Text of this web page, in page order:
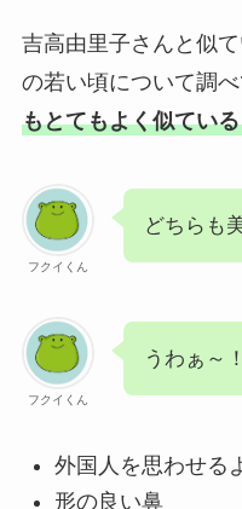
吉高由里子さんと似
の若い頃について調べ
もとてもよく似ている
フクイくん
どちらも
フクイくん
うわぁ～
外国人を思わせる
形の良い鼻